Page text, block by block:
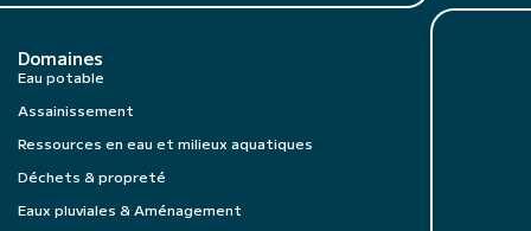
Domaines
Eau potable
Assainissement
Ressources en eau et milieux aquatiques
Déchets & propreté
Eaux pluviales & Aménagement